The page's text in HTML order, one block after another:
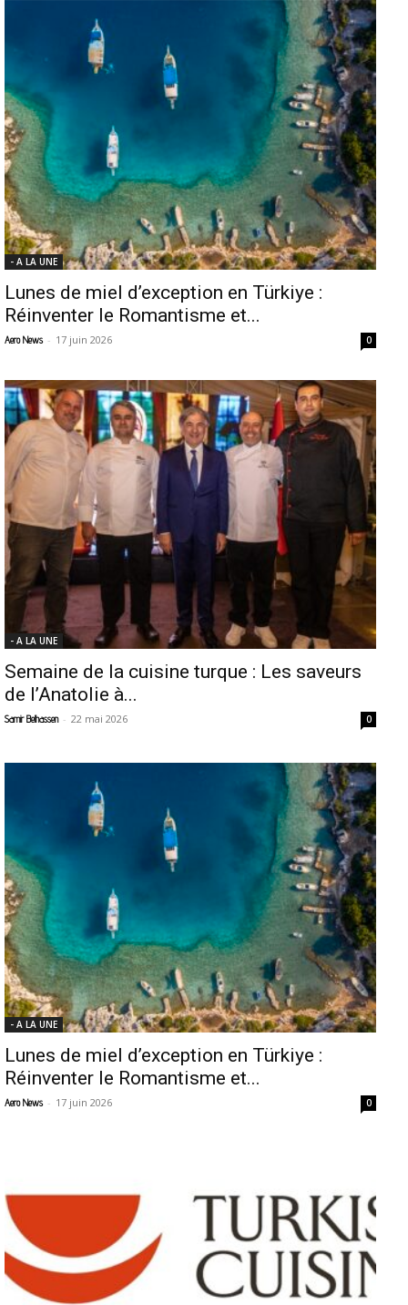
- A LA UNE
Lunes de miel d’exception en Türkiye :
Réinventer le Romantisme et...
Aero News - 17 juin 2026 0
- A LA UNE
Semaine de la cuisine turque : Les saveurs
de l’Anatolie à...
Samir Belhassen - 22 mai 2026 0
- A LA UNE
Lunes de miel d’exception en Türkiye :
Réinventer le Romantisme et...
Aero News - 17 juin 2026 0